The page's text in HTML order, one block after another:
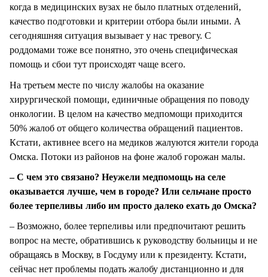
когда в медицинских вузах не было платных отделений,
качество подготовки и критерии отбора были иными. А
сегодняшняя ситуация вызывает у нас тревогу. С
роддомами тоже все понятно, это очень специфическая
помощь и сбои тут происходят чаще всего.
На третьем месте по числу жалобы на оказание
хирургической помощи, единичные обращения по поводу
онкологии. В целом на качество медпомощи приходится
50% жалоб от общего количества обращений пациентов.
Кстати, активнее всего на медиков жалуются жители города
Омска. Потоки из районов на фоне жалоб горожан малы.
– С чем это связано? Неужели медпомощь на селе
оказывается лучше, чем в городе? Или сельчане просто
более терпеливы либо им просто далеко ехать до Омска?
– Возможно, более терпеливы или предпочитают решить
вопрос на месте, обратившись к руководству больницы и не
обращаясь в Москву, в Госдуму или к президенту. Кстати,
сейчас нет проблемы подать жалобу дистанционно и для